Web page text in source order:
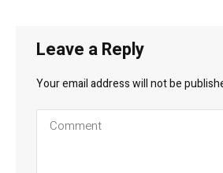
Leave a Reply
Your email address will not be